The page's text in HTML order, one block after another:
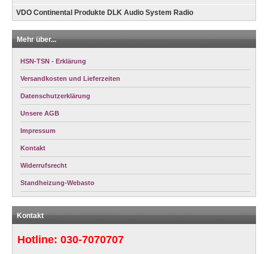
VDO Continental Produkte DLK Audio System Radio
Mehr über...
HSN-TSN - Erklärung
Versandkosten und Lieferzeiten
Datenschutzerklärung
Unsere AGB
Impressum
Kontakt
Widerrufsrecht
Standheizung-Webasto
Kontakt
Hotline: 030-7070707